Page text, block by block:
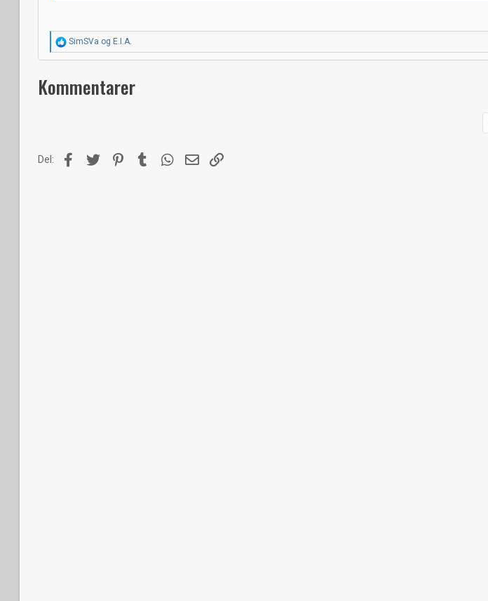
R
e
a
s
j
:
SimSVa og E.I.A.
Kommentarer
Del: Facebook
Twitter PinterestTumblrWhatsApp
E-postLink